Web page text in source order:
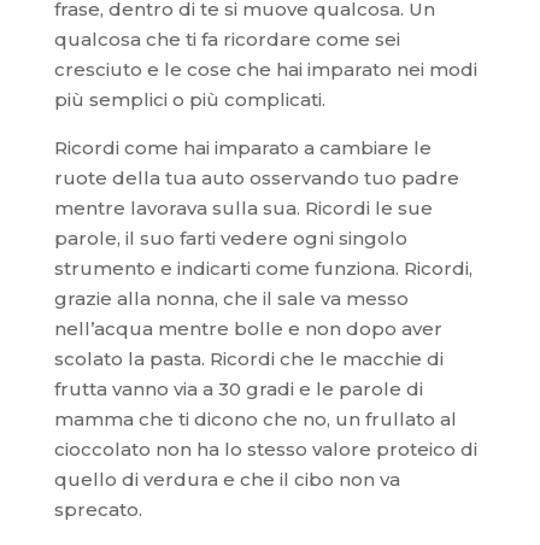
frase, dentro di te si muove qualcosa. Un
qualcosa che ti fa ricordare come sei
cresciuto e le cose che hai imparato nei modi
più semplici o più complicati.
Ricordi come hai imparato a cambiare le
ruote della tua auto osservando tuo padre
mentre lavorava sulla sua. Ricordi le sue
parole, il suo farti vedere ogni singolo
strumento e indicarti come funziona. Ricordi,
grazie alla nonna, che il sale va messo
nell’acqua mentre bolle e non dopo aver
scolato la pasta. Ricordi che le macchie di
frutta vanno via a 30 gradi e le parole di
mamma che ti dicono che no, un frullato al
cioccolato non ha lo stesso valore proteico di
quello di verdura e che il cibo non va
sprecato.